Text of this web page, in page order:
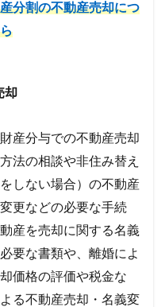
分割の不動産売却につ
却
産分与での不動産売却
法の相談や非住み替え
をしない場合）の不動産
更などの必要な手続
産を売却に関する名義
要な書類や、離婚によ
価格の評価や税金な
る不動産売却・名義変